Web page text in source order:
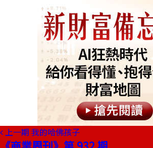
上一期 我的哈佛孩子